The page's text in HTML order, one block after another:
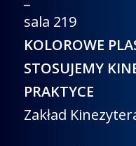
sala 219
KOLOROWE
STOSUJEMY
PRAKTYCE
Zakład